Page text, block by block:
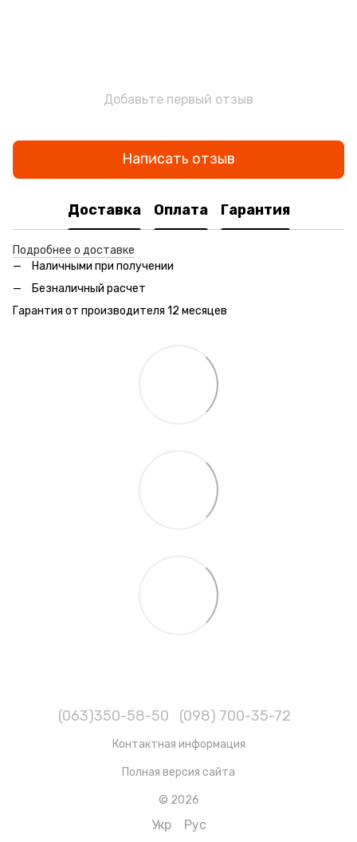
Добавьте первый отзыв
Написать отзыв
Доставка Оплата Гарантия
Подробнее о доставке
Наличными при получении
Безналичный расчет
Гарантия от производителя 12 месяцев
(063)350-58-50 (098) 700-35-72
Контактная информация
Полная версия сайта
© 2026
Укр Рус